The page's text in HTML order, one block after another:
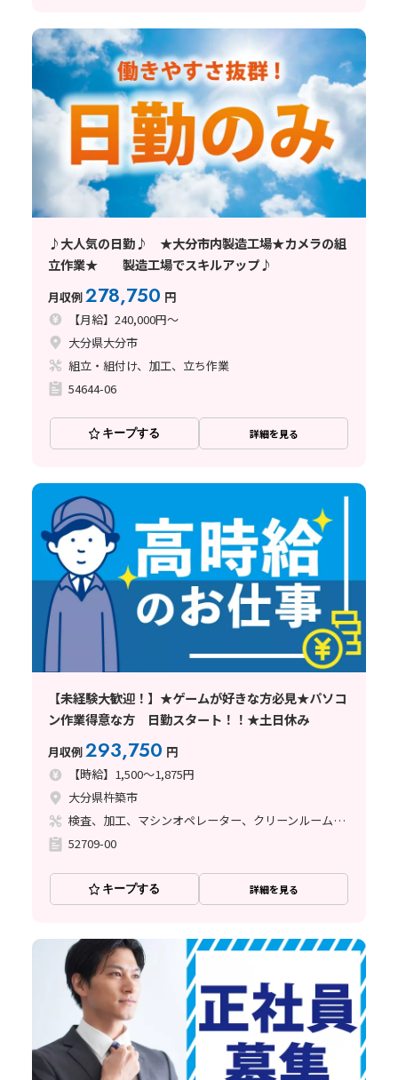
♪大人気の日勤♪ ★大分市内製造工場★カメラの組
立作業★ 製造工場でスキルアップ♪
月収例278,750 円
【月給】240,000円～
大分県大分市
組立・組付け、加工、立ち作業
54644-06
キープする 詳細を見る
【未経験大歓迎！】★ゲームが好きな方必見★パソコ
ン作業得意な方 日勤スタート！！★土日休み
月収例293,750 円
【時給】1,500～1,875円
大分県杵築市
検査、加工、マシンオペレーター、クリーンルーム、清掃・洗浄、品質管理
52709-00
キープする 詳細を見る